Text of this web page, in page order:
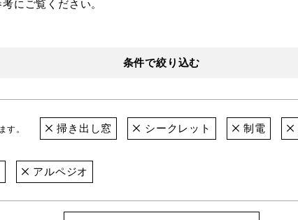
にご覧ください。
条件で絞り込む
す。 掃き出し窓 シークレット 制電
アルペジオ